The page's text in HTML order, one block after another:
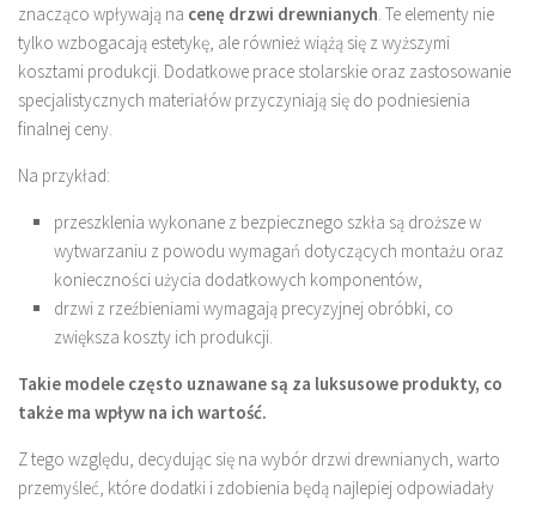
znacząco wpływają na cenę drzwi drewnianych . Te elementy nie
tylko wzbogacają estetykę, ale również wiążą się z wyższymi
kosztami produkcji. Dodatkowe prace stolarskie oraz zastosowanie
specjalistycznych materiałów przyczyniają się do podniesienia
finalnej ceny.
Na przykład:
przeszklenia wykonane z bezpiecznego szkła są droższe w
wytwarzaniu z powodu wymagań dotyczących montażu oraz
konieczności użycia dodatkowych komponentów,
drzwi z rzeźbieniami wymagają precyzyjnej obróbki, co
zwiększa koszty ich produkcji.
Takie modele często uznawane są za luksusowe produkty, co
także ma wpływ na ich wartość.
Z tego względu, decydując się na wybór drzwi drewnianych, warto
przemyśleć, które dodatki i zdobienia będą najlepiej odpowiadały